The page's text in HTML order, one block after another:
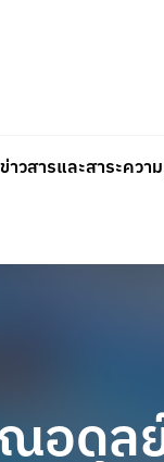
ข่าวสารและสาระควา
อดุล